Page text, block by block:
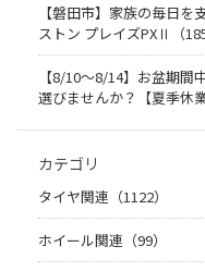
【磐田市】家族の毎日
ストン プレイズPXⅡ（
【8/10～8/14】お盆期
選びませんか？【夏季休業
カテゴリ
タイヤ関連（1122）
ホイール関連（99）